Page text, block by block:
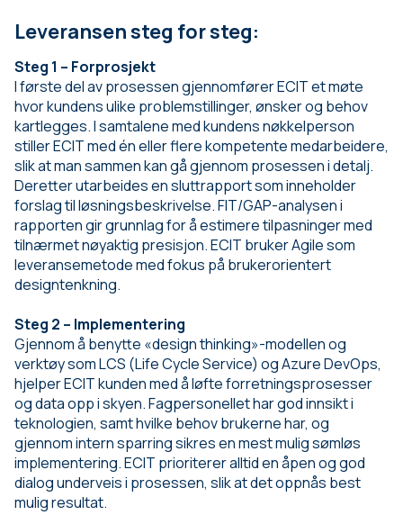
Leveransen steg for steg:
Steg 1 – Forprosjekt
I første del av prosessen gjennomfører ECIT et møte
hvor kundens ulike problemstillinger, ønsker og behov
kartlegges. I samtalene med kundens nøkkelperson
stiller ECIT med én eller flere kompetente medarbeidere,
slik at man sammen kan gå gjennom prosessen i detalj.
Deretter utarbeides en sluttrapport som inneholder
forslag til løsningsbeskrivelse. FIT/GAP-analysen i
rapporten gir grunnlag for å estimere tilpasninger med
tilnærmet nøyaktig presisjon. ECIT bruker Agile som
leveransemetode med fokus på brukerorientert
designtenkning.
Steg 2 – Implementering
Gjennom å benytte «design thinking»-modellen og
verktøy som LCS (Life Cycle Service) og Azure DevOps,
hjelper ECIT kunden med å løfte forretningsprosesser
og data opp i skyen. Fagpersonellet har god innsikt i
teknologien, samt hvilke behov brukerne har, og
gjennom intern sparring sikres en mest mulig sømløs
implementering. ECIT prioriterer alltid en åpen og god
dialog underveis i prosessen, slik at det oppnås best
mulig resultat.